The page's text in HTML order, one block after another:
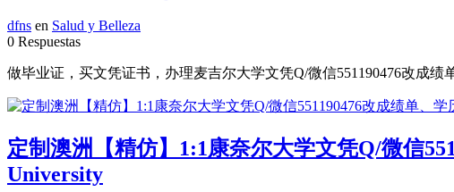
dfns en Salud y Belleza
0 Respuestas
做毕业证，买文凭证书，办理麦吉尔大学文凭Q/微信551190476改成
定制澳洲【精仿】1:1康奈尔大学文凭Q/微信
University